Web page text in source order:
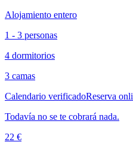
Alojamiento entero
1 - 3 personas
4 dormitorios
3 camas
Calendario verificadoReserva
Todavía no se te cobrará nada.
22 €